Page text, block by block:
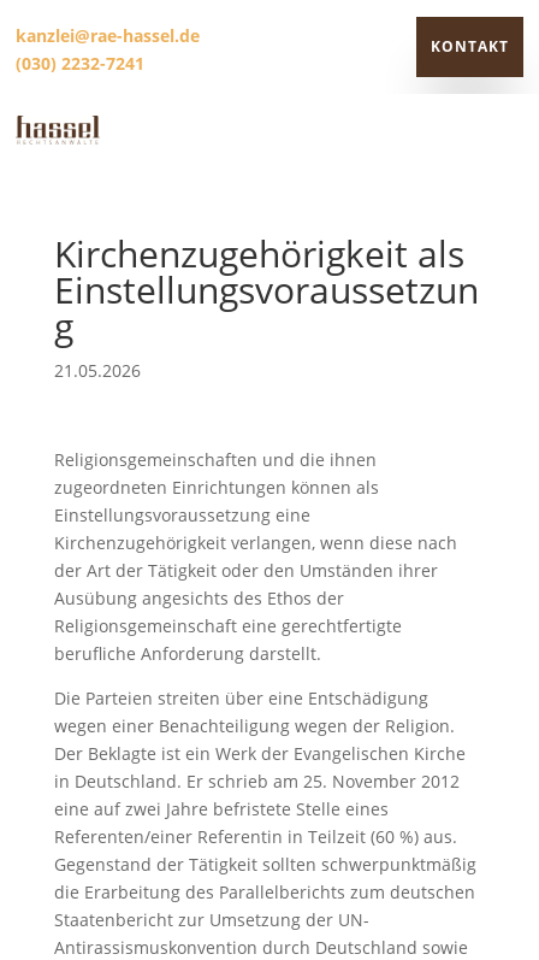
kanzlei@rae-hassel.de
(030) 2232-7241
KONTAKT
Kirchenzugehörigkeit als
Einstellungsvoraussetzun
g
21.05.2026
Religionsgemeinschaften und die ihnen
zugeordneten Einrichtungen können als
Einstellungsvoraussetzung eine
Kirchenzugehörigkeit verlangen, wenn diese nach
der Art der Tätigkeit oder den Umständen ihrer
Ausübung angesichts des Ethos der
Religionsgemeinschaft eine gerechtfertigte
berufliche Anforderung darstellt.
Die Parteien streiten über eine Entschädigung
wegen einer Benachteiligung wegen der Religion.
Der Beklagte ist ein Werk der Evangelischen Kirche
in Deutschland. Er schrieb am 25. November 2012
eine auf zwei Jahre befristete Stelle eines
Referenten/einer Referentin in Teilzeit (60 %) aus.
Gegenstand der Tätigkeit sollten schwerpunktmäßig
die Erarbeitung des Parallelberichts zum deutschen
Staatenbericht zur Umsetzung der UN-
Antirassismuskonvention durch Deutschland sowie